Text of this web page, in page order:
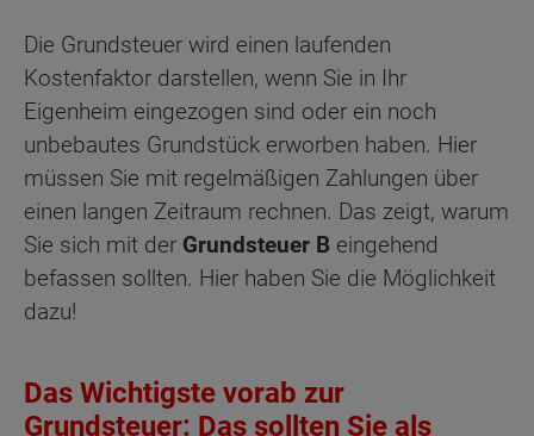
Die Grundsteuer wird einen laufenden
Kostenfaktor darstellen, wenn Sie in Ihr
Eigenheim eingezogen sind oder ein noch
unbebautes Grundstück erworben haben. Hier
müssen Sie mit regelmäßigen Zahlungen über
einen langen Zeitraum rechnen. Das zeigt, warum
Sie sich mit der Grundsteuer B eingehend
befassen sollten. Hier haben Sie die Möglichkeit
dazu!
Das Wichtigste vorab zur
Grundsteuer: Das sollten Sie als